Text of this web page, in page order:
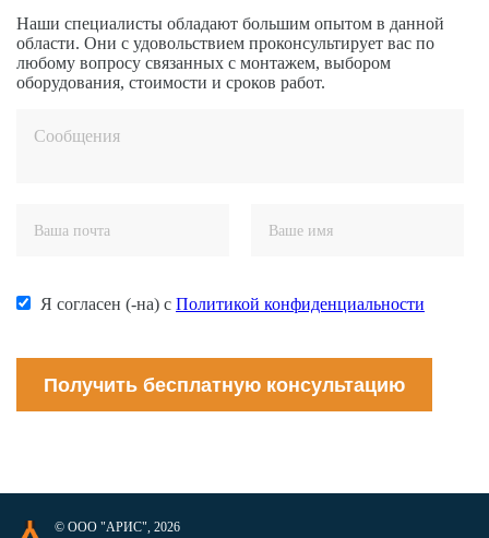
Наши специалисты обладают большим опытом в данной
области. Они с удовольствием проконсультирует вас по
любому вопросу связанных с монтажем, выбором
оборудования, стоимости и сроков работ.
Я согласен (-на) с Политикой конфиденциальности
Получить бесплатную консультацию
© ООО "АРИС", 2026